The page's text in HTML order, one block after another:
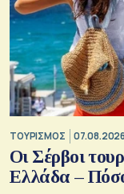
ΤΟΥΡΙΣΜΟΣ
Οι Σέρβοι
Ελλάδα –